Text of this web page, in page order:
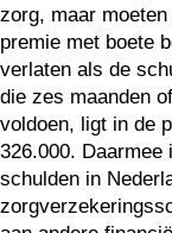
zorg, maar
premie met boete
verlaten als de
die zes maanden
voldoen, ligt in de
326.000.
schulden in